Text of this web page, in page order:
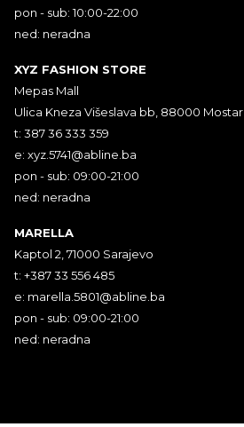
pon - sub: 10:00-22:00
ned: neradna
XYZ FASHION STORE
Mepas Mall
Ulica Kneza Višeslava bb, 88000 Mostar
t: 387 36 333 359
e: xyz.5741@abline.ba
pon - sub: 09:00-21:00
ned: neradna
MARELLA
Kaptol 2, 71000 Sarajevo
t: +387 33 556 485
e: marella.5801@abline.ba
pon - sub: 09:00-21:00
ned: neradna